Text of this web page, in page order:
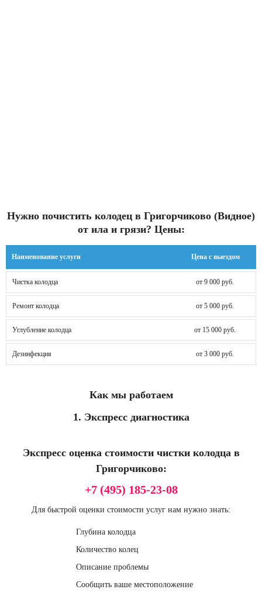
Нужно почистить колодец в Григорчиково (Видное)
от ила и грязи? Цены:
Наименование услуги Цена с выездом
Чистка колодца от 9 000 руб.
Ремонт колодца от 5 000 руб.
Углубление колодца от 15 000 руб.
Дезинфекция от 3 000 руб.
Как мы работаем
1. Экспресс диагностика
Экспресс оценка стоимости чистки колодца в
Григорчиково:
+7 (495) 185-23-08
Для быстрой оценки стоимости услуг нам нужно знать:
Глубина колодца
Количество колец
Описание проблемы
Сообщить ваше местоположение